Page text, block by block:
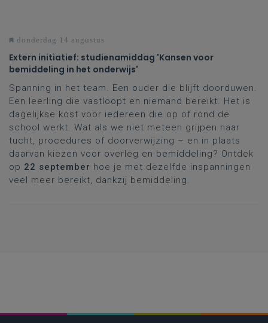
donderdag 14 augustus
Extern initiatief: studienamiddag 'Kansen voor
bemiddeling in het onderwijs'
Spanning in het team. Een ouder die blijft doorduwen.
Een leerling die vastloopt en niemand bereikt. Het is
dagelijkse kost voor iedereen die op of rond de
school werkt. Wat als we niet meteen grijpen naar
tucht, procedures of doorverwijzing – en in plaats
daarvan kiezen voor overleg en bemiddeling? Ontdek
op 22 september hoe je met dezelfde inspanningen
veel meer bereikt, dankzij bemiddeling.